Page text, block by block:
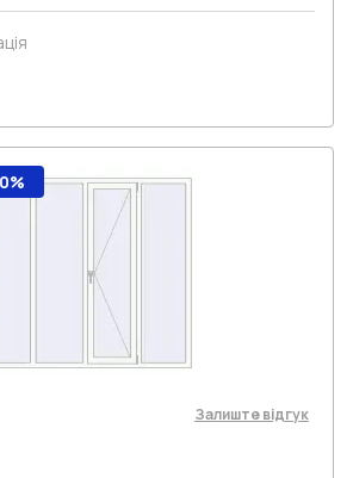
Залиште відгук